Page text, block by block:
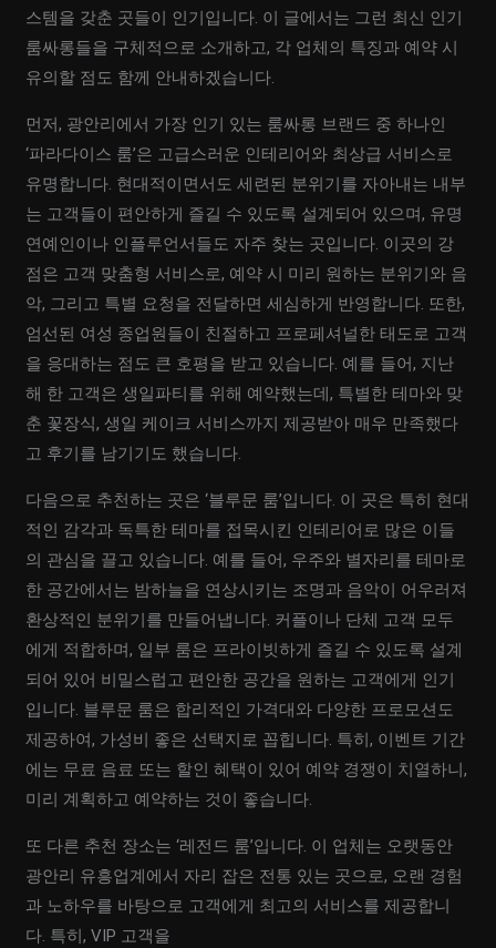
스템을 갖춘 곳들이 인기입니다. 이 글에서는 그런 최신 인기
룸싸롱들을 구체적으로 소개하고, 각 업체의 특징과 예약 시
유의할 점도 함께 안내하겠습니다.
먼저, 광안리에서 가장 인기 있는 룸싸롱 브랜드 중 하나인
‘파라다이스 룸’은 고급스러운 인테리어와 최상급 서비스로
유명합니다. 현대적이면서도 세련된 분위기를 자아내는 내부
는 고객들이 편안하게 즐길 수 있도록 설계되어 있으며, 유명
연예인이나 인플루언서들도 자주 찾는 곳입니다. 이곳의 강
점은 고객 맞춤형 서비스로, 예약 시 미리 원하는 분위기와 음
악, 그리고 특별 요청을 전달하면 세심하게 반영합니다. 또한,
엄선된 여성 종업원들이 친절하고 프로페셔널한 태도로 고객
을 응대하는 점도 큰 호평을 받고 있습니다. 예를 들어, 지난
해 한 고객은 생일파티를 위해 예약했는데, 특별한 테마와 맞
춘 꽃장식, 생일 케이크 서비스까지 제공받아 매우 만족했다
고 후기를 남기기도 했습니다.
다음으로 추천하는 곳은 ‘블루문 룸’입니다. 이 곳은 특히 현대
적인 감각과 독특한 테마를 접목시킨 인테리어로 많은 이들
의 관심을 끌고 있습니다. 예를 들어, 우주와 별자리를 테마로
한 공간에서는 밤하늘을 연상시키는 조명과 음악이 어우러져
환상적인 분위기를 만들어냅니다. 커플이나 단체 고객 모두
에게 적합하며, 일부 룸은 프라이빗하게 즐길 수 있도록 설계
되어 있어 비밀스럽고 편안한 공간을 원하는 고객에게 인기
입니다. 블루문 룸은 합리적인 가격대와 다양한 프로모션도
제공하여, 가성비 좋은 선택지로 꼽힙니다. 특히, 이벤트 기간
에는 무료 음료 또는 할인 혜택이 있어 예약 경쟁이 치열하니,
미리 계획하고 예약하는 것이 좋습니다.
또 다른 추천 장소는 ‘레전드 룸’입니다. 이 업체는 오랫동안
광안리 유흥업계에서 자리 잡은 전통 있는 곳으로, 오랜 경험
과 노하우를 바탕으로 고객에게 최고의 서비스를 제공합니
다. 특히, VIP 고객을